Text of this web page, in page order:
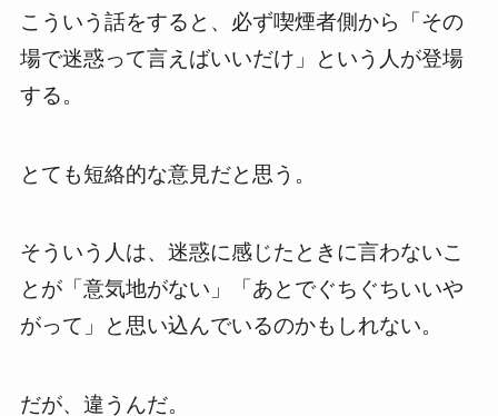
こういう話をすると、必ず喫煙者側から「その
場で迷惑って言えばいいだけ」という人が登場
する。
とても短絡的な意見だと思う。
そういう人は、迷惑に感じたときに言わないこ
とが「意気地がない」「あとでぐちぐちいいや
がって」と思い込んでいるのかもしれない。
だが、違うんだ。